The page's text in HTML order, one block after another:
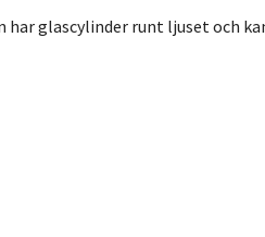
har glascylinder runt ljuset och